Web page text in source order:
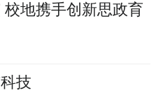
校地携手创新思政育
技